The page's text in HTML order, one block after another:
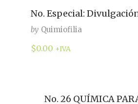
No. Especial:
by Quimiofilia
$0.00 +IVA
No. 26 QUÍMICA